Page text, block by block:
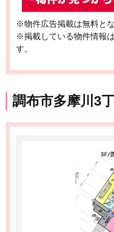
※物件広告掲載は無料とな
※掲載している物件情報
す。
調布市多摩川3